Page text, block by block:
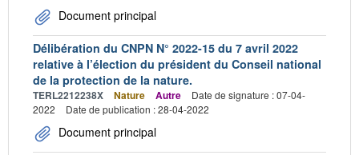
Document principal
Délibération du CNPN N° 2022-15 du 7 avril 2022
relative à l’élection du président du Conseil national
de la protection de la nature.
TERL2212238X Nature Autre
Date de signature : 07-04-
2022
Date de publication : 28-04-2022
Document principal